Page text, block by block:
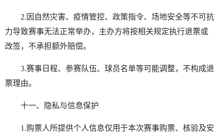
2.因自然灾害、疫情管控、政策指令、场地安全等不可抗
力导致赛事无法正常举办，主办方将按相关规定执行退票或
改签，不承担额外赔偿。
3.赛事日程、参赛队伍、球员名单等可能调整，不构成退
票理由。
十一、隐私与信息保护
1.购票人所提供个人信息仅用于本次赛事购票、核验及安